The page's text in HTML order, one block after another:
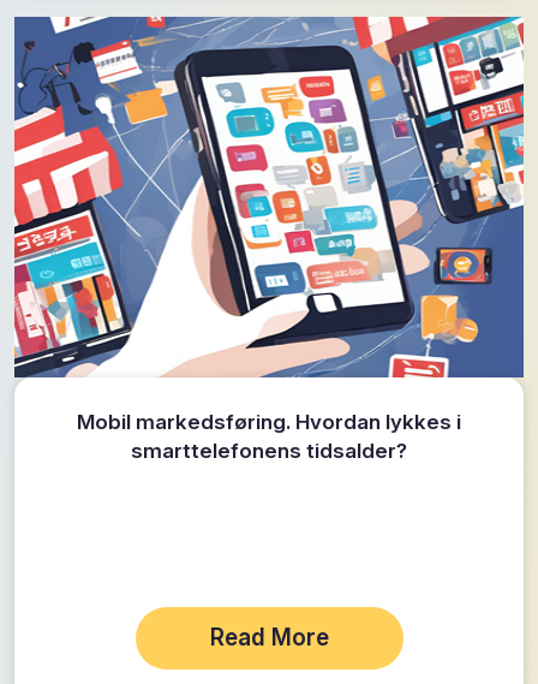
Mobil markedsføring. Hvordan lykkes i
smarttelefonens tidsalder?
Read More